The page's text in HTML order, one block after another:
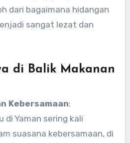
dari bagaimana hidangan
sangat lezat dan
di Balik Makanan
Kebersamaan:
di Yaman sering kali
suasana kebersamaan, di